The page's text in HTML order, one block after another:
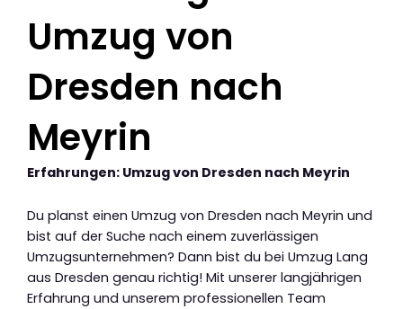
Umzug von
Dresden nach
Meyrin
Erfahrungen: Umzug von Dresden nach Meyrin
Du planst einen Umzug von Dresden nach Meyrin und
bist auf der Suche nach einem zuverlässigen
Umzugsunternehmen? Dann bist du bei Umzug Lang
aus Dresden genau richtig! Mit unserer langjährigen
Erfahrung und unserem professionellen Team